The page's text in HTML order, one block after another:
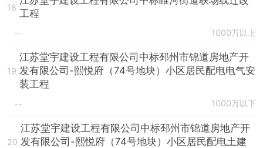
18
工程
-- 1000万以上
19
江苏堂宇建设工程有限公司中标邳州市锦道房地产开
发有限公司-熙悦府（74号地块）小区居民配电电气安
装工程
-- 1000万以下
20
江苏堂宇建设工程有限公司中标邳州市锦道房地产开
发有限公司-熙悦府（74号地块）小区居民配电土建